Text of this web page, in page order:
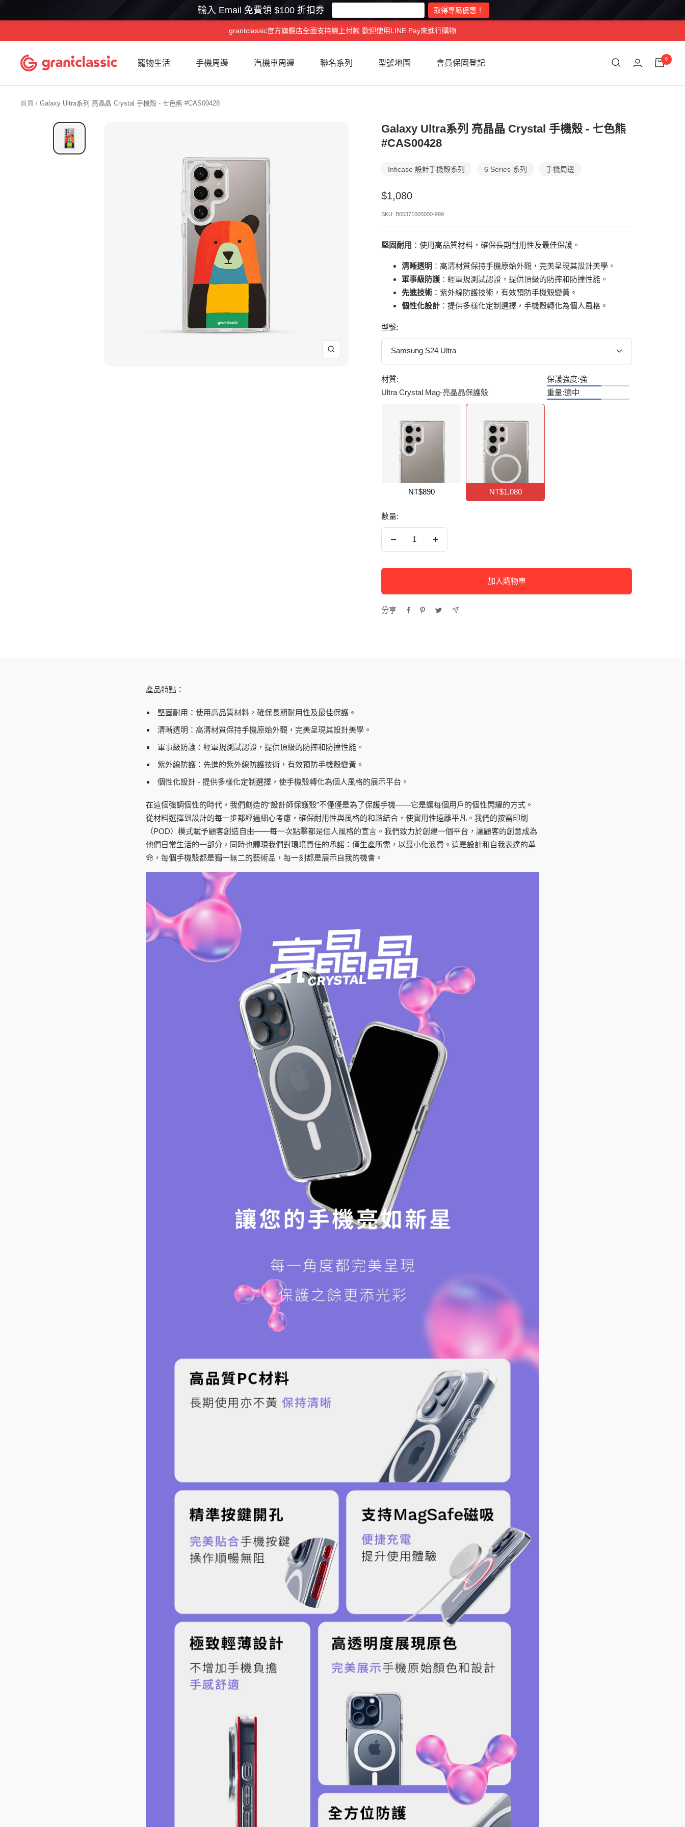
輸入 Email 免費領 $100 折扣券
至
grantclassic官方旗艦店全面支持線上付款 歡迎使用LINE Pay來進行購物
寵物生活 手機周邊 汽機車周邊 聯名系列 型號地圖 會員保固登記
grantclassic
特
經
典
0
首頁 Galaxy Ultra系列 亮晶晶 Crystal 手機殼 - 七色熊 #CAS00428
放
Galaxy Ultra系列 亮晶晶 Crystal 手機殼 - 七色熊
#CAS00428
Inficase 設計手機殼系列 6 Series 系列 手機周邊
特
價
$1,080
SKU: B05371005000-999
堅固耐用 ：使用高品質材料，確保長期耐用性及最佳保護。
清晰透明 ：高清材質保持手機原始外觀，完美呈現其設計美學。
軍事級防護 ：經軍規測試認證，提供頂級的防摔和防撞性能。
先進技術 ：紫外線防護技術，有效預防手機殼變黃。
個性化設計 ：提供多樣化定制選擇，手機殼轉化為個人風格。
型號:
Samsung S24 Ultra
材質:
Ultra Crystal Mag-亮晶晶保護殼
保護強度:強
重量:適中
NT$890 NT$1,080
數量:
增
加入購物車
分享
產品特點：
堅固耐用：使用高品質材料，確保長期耐用性及最佳保護。
清晰透明：高清材質保持手機原始外觀，完美呈現其設計美學。
軍事級防護：經軍規測試認證，提供頂級的防摔和防撞性能。
紫外線防護： 先進的紫外線防護技術，有效預防手機殼變黃。
個性化設計 - 提供多樣化定制選擇，使手機殼轉化為個人風格的展示平台。
在這個強調個性的時代，我們創造的“設計師保護殼”不僅僅是為了保護手機——它是讓每個用戶的個性閃耀的方式。
從材料選擇到設計的每一步都經過細心考慮，確保耐用性與風格的和諧結合，使實用性遠離平凡。我們的按需印刷
（POD）模式賦予顧客創造自由——每一次點擊都是個人風格的宣言。我們致力於創建一個平台，讓顧客的創意成為
他們日常生活的一部分，同時也體現我們對環境責任的承諾：僅生產所需，以最小化浪費。這是設計和自我表達的革
命，每個手機殼都是獨一無二的藝術品，每一刻都是展示自我的機會。